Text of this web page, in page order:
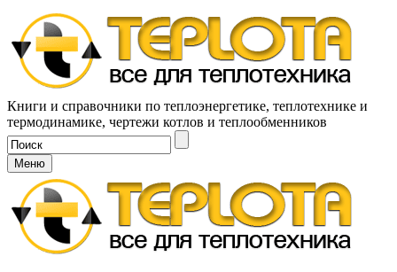
Книги и справочники по теплоэнергетике, теплотехнике и
термодинамике, чертежи котлов и теплообменников
Меню